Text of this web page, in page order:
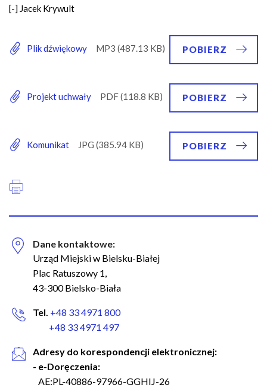
[-] Jacek Krywult
Plik dźwiękowy POBIERZ
Projekt uchwały POBIERZ
Komunikat POBIERZ
Dane kontaktowe:
Urząd Miejski w Bielsku-Białej
Plac Ratuszowy 1,
43-300 Bielsko-Biała
Tel. +48 33 4971 800
+48 33 4971 497
Adresy do korespondencji elektronicznej:
- e-Doręczenia:
AE:PL-40886-97966-GGHIJ-26